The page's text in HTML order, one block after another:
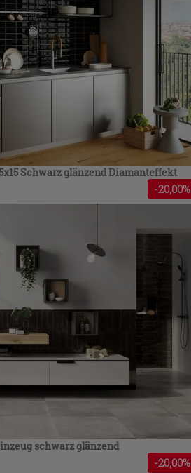
können Sie das Surfen erst
technischen Cookies fortsetzen.
Schwarz glänzend Diamanteffekt
-20,00%
schwarz glänzend
-20,00%